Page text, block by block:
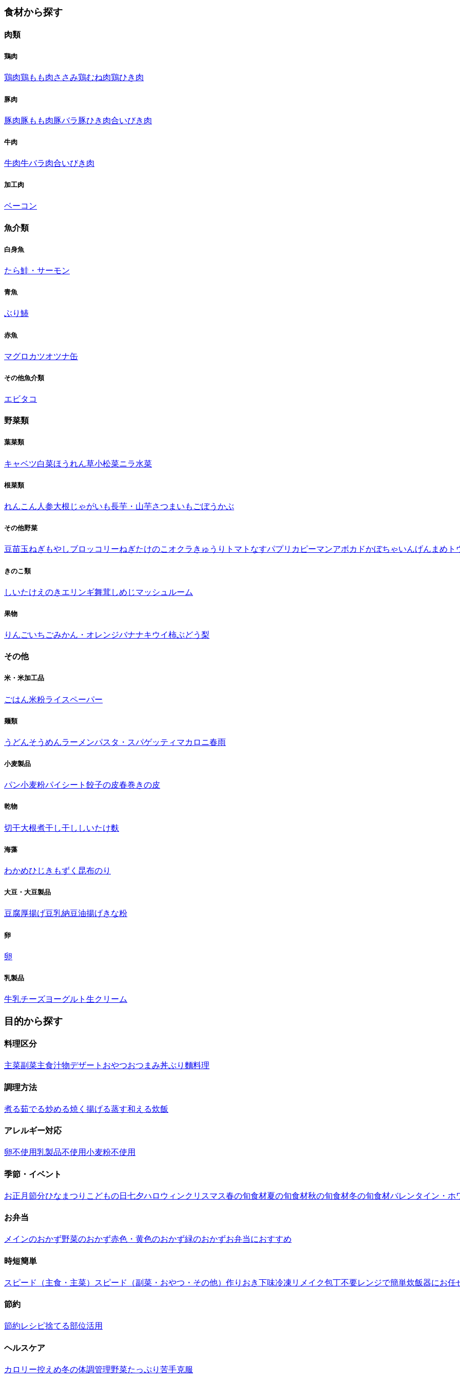
食材から探す
肉類
鶏肉
鶏肉鶏もも肉ささみ鶏むね肉鶏ひき肉
豚肉
豚肉豚もも肉豚バラ豚ひき肉合いびき肉
牛肉
牛肉牛バラ肉合いびき肉
加工肉
ベーコン
魚介類
白身魚
たら鮭・サーモン
青魚
ぶり 鰆
赤魚
マグロ カツオツナ缶
その他魚介類
エビタコ
野菜類
葉菜類
キャベツ白菜ほうれん草小松菜ニラ水菜
根菜類
れんこん 人参大根 じゃがいも長芋・山芋さつまいも ごぼう かぶ
その他野菜
豆苗玉ねぎもやしブロッコリーねぎたけのこ オクラ きゅうり トマト なすパプリカ ピーマンアボカドかぼちゃいんげんまめ
きのこ類
しいたけ えのき エリンギ舞茸しめじマッシュルーム
果物
りんごいちごみかん・オレンジバナナキウイ柿ぶどう 梨
その他
米・米加工品
ごはん米粉ライスペーパー
麺類
うどんそうめんラーメンパスタ・スパゲッティ マカロニ春雨
小麦製品
パン小麦粉パイシート 餃子の皮春巻きの皮
乾物
切干大根煮干し干ししいたけ麩
海藻
わかめひじき もずく 昆布のり
大豆・大豆製品
豆腐厚揚げ豆乳納豆油揚げきな粉
卵
卵
乳製品
牛乳チーズヨーグルト 生クリーム
目的から探す
料理区分
主菜副菜主食汁物デザート おやつおつまみ丼ぶり 麵料理
調理方法
煮る茹でる炒める焼く 揚げる蒸す和える炊飯
アレルギー対応
卵不使用乳製品不使用小麦粉不使用
季節・イベント
お正月 節分ひなまつり こどもの日 七夕ハロウィンクリスマス春の旬食材夏の旬食材秋の旬食材冬の旬食材バレンタイン・ホ
お弁当
メインのおかず野菜のおかず赤色・黄色のおかず緑のおかずお弁当におすすめ
時短簡単
スピード（主食・主菜） スピード（副菜・おやつ・その他） 作りおき下味冷凍 リメイク包丁不要レンジで簡単炊飯器にお任
節約
節約レシピ捨てる部位活用
ヘルスケア
カロリー控えめ冬の体調管理野菜たっぷり 苦手克服